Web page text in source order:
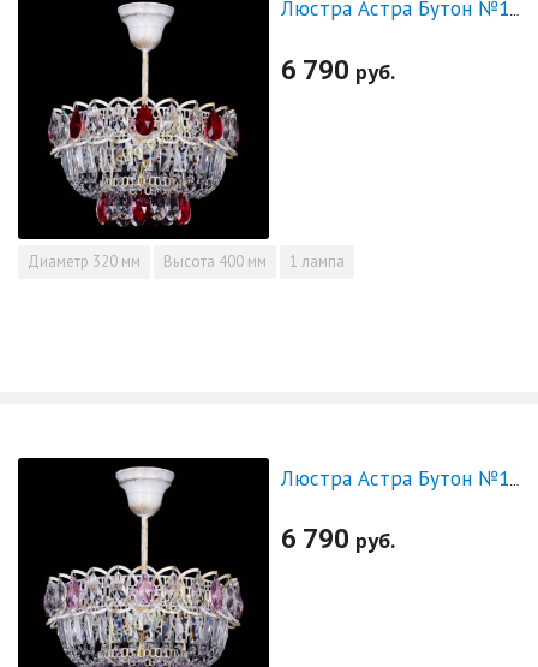
Люстра Астра Бутон №1 Красная - белая с подвесом
6 790 руб.
Диаметр 320 мм Высота 400 мм 1 лампа
6 790 руб.